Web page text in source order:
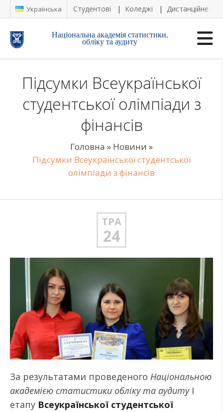
Українська Студентові Коледжі Дистанційне
Національна академія статистики,
обліку та аудиту
Підсумки Всеукраїнської
студентської олімпіади з
фінансів
Головна » Новини »
Підсумки Всеукраїнської студентської
олімпіади з фінансів
ТРА
24
За результатами проведеного Національною
академією статистики обліку та аудитуІ
етапу Всеукраїнської студентської